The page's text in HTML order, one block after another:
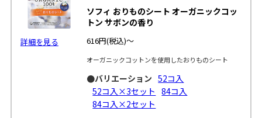
詳細を見る
ソフィ おりものシート オーガニックコッ
トン サボンの香り
616円(税込)～
オーガニックコットンを使用したおりものシート
●バリエーション 52コ入
52コ入×3セット
84コ入
84コ入×2セット